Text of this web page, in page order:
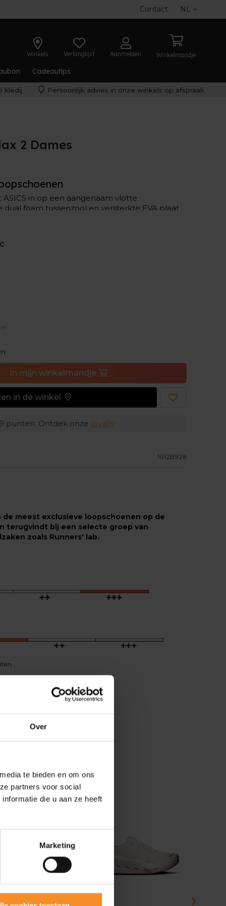
Over
te bieden en om ons
partners voor social
die u aan ze heeft
Marketing
Contact NL
Winkels Verlanglijst Aanmelden Winkelmandje
Cadeautips
kledij Persoonlijk advies in onze winkels op afspraak.
2 Dames
in op een aangenaam vlotte
dual foam tussenzool en versterkte EVA plaat
kregen een verbeterde slijtrubber.
mee, wat het duurzame karakter van de
de versterkte EVA-plaat vooraan maakt de
In mijn winkelmandje
in de winkel
punten. Ontdek onze loyalty
1012B928
de meest exclusieve loopschoenen op de
terugvindt bij een selecte groep van
zoals Runners' lab.